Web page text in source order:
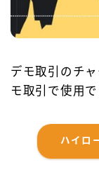
デモ取引のチ
モ取引で使用
ハイロ